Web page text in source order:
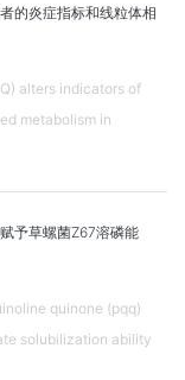
的炎症指标和线粒体相
alters indicators of
metabolism in
予草螺菌Z67溶磷能
quinone (pqq)
solubilization ability